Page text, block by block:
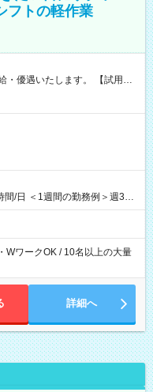
フトの軽作業
いたします。 【試用期
/日 ＜1週間の勤務例＞週3回
好きな時にお仕事
WワークOK / 10名以上の大量
詳細へ